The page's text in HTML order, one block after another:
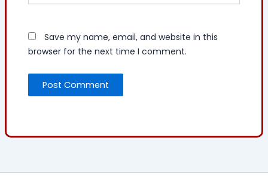
Save my name, email, and website in this
browser for the next time I comment.